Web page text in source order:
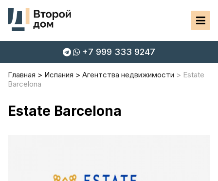
+7 999 333 9247
Главная Испания Агентства недвижимости
Estate
Barcelona
Estate Barcelona